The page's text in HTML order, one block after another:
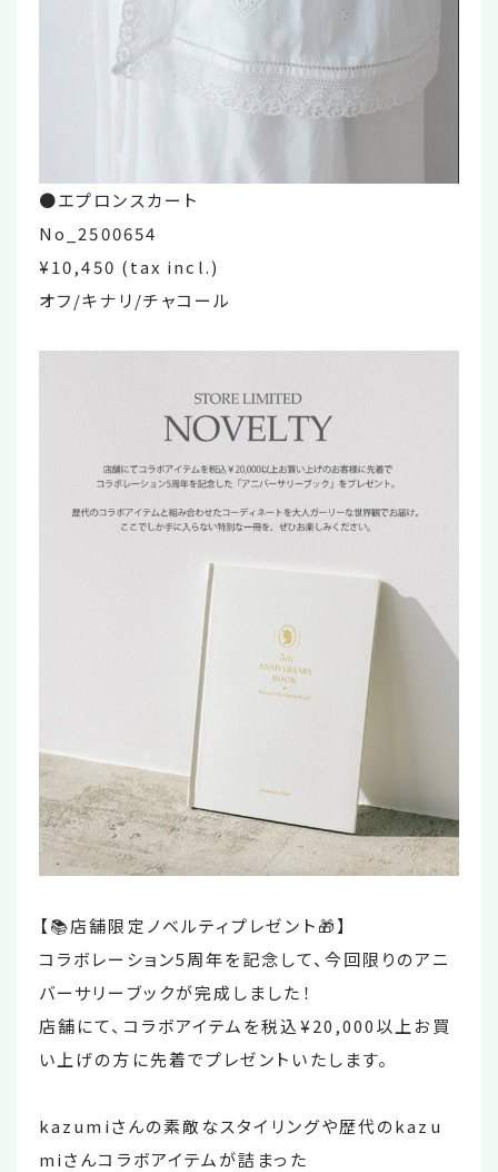
●エプロンスカート
No_2500654
¥10,450 (tax incl.)
オフ/キナリ/チャコール
【📚店舗限定ノベルティプレゼント🎁】
コラボレーション5周年を記念して、今回限りのアニ
バーサリーブックが完成しました！
店舗にて、コラボアイテムを税込¥20,000以上お買
い上げの方に先着でプレゼントいたします。
kazumiさんの素敵なスタイリングや歴代のkazu
miさんコラボアイテムが詰まった